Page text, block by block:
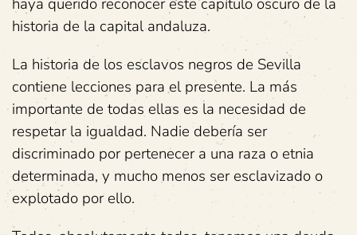
historia de la capital andaluza.
La historia de los esclavos negros de Sevilla
contiene lecciones para el presente. La más
importante de todas ellas es la necesidad de
respetar la igualdad. Nadie debería ser
discriminado por pertenecer a una raza o etnia
determinada, y mucho menos ser esclavizado o
explotado por ello.